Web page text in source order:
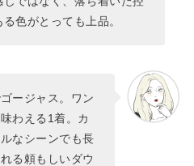
色がとっても上品。
ージャス。ワン
わえる1着。カ
なシーンでも長
る頼もしいダウ